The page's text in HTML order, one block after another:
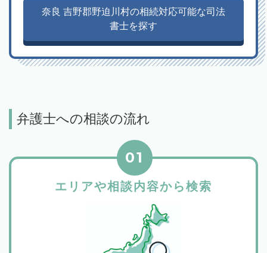
奈良 吉野郡野迫川村の相続対応可能な司法
書士を探す
弁護士への相談の流れ
エリアや相談内容から検索
01